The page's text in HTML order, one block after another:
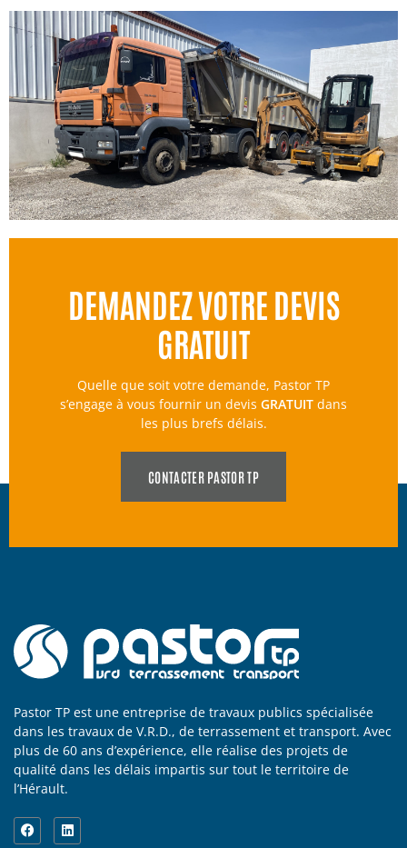
DEMANDEZ VOTRE DEVIS
GRATUIT
Quelle que soit votre demande, Pastor TP
s’engage à vous fournir un devis GRATUIT dans
les plus brefs délais.
CONTACTER PASTOR TP
Pastor TP est une entreprise de travaux publics spécialisée
dans les travaux de V.R.D., de terrassement et transport. Avec
plus de 60 ans d’expérience, elle réalise des projets de
qualité dans les délais impartis sur tout le territoire de
l’Hérault.